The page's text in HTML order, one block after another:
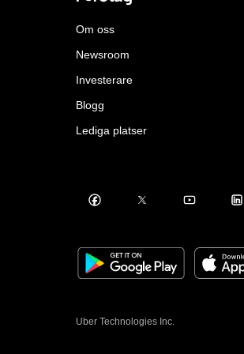
Om oss
Newsroom
Investerare
Blogg
Lediga platser
Uber Technologies Inc.